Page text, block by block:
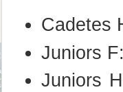
Cadetes
Juniors
Juniors